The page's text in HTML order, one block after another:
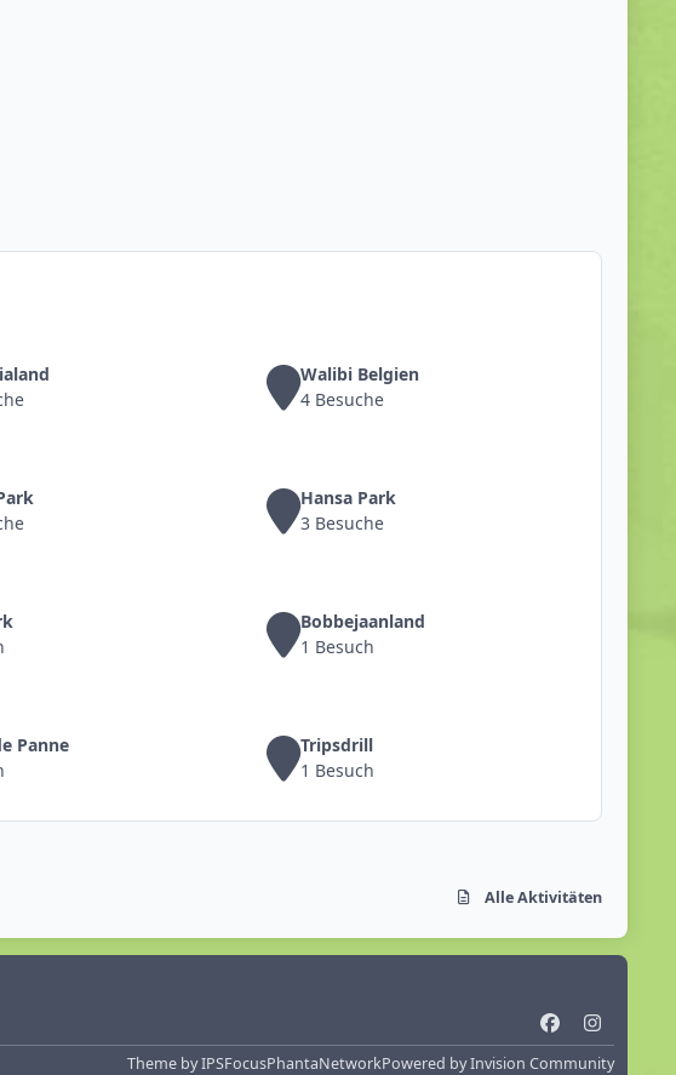
Walibi Belgien
4 Besuche
Hansa Park
3 Besuche
Bobbejaanland
1 Besuch
Panne
Tripsdrill
1 Besuch
Alle Aktivitäten
a
n
ThemebyIPSFocusPhantaNetworkPowered byInvision Community